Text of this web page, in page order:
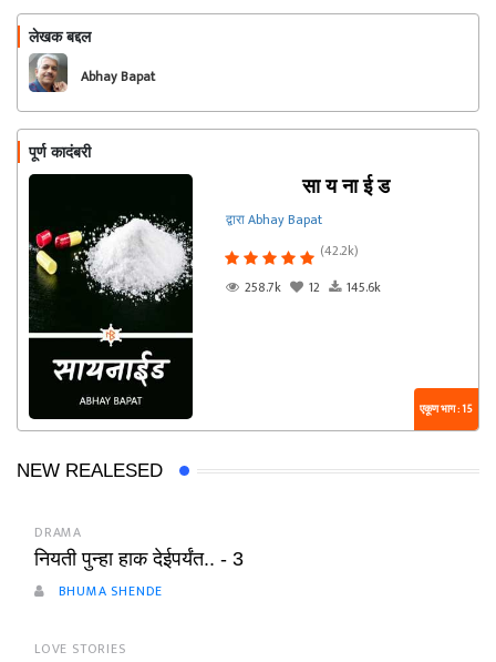
लेखक बद्दल
Abhay Bapat
पूर्ण कादंबरी
सा य ना ई ड
द्वारा Abhay Bapat
(42.2k)
258.7k
12 145.6k
एकूण भाग : 15
NEW REALESED
DRAMA
नियती पुन्हा हाक देईपर्यंत.. - 3
BHUMA SHENDE
LOVE STORIES